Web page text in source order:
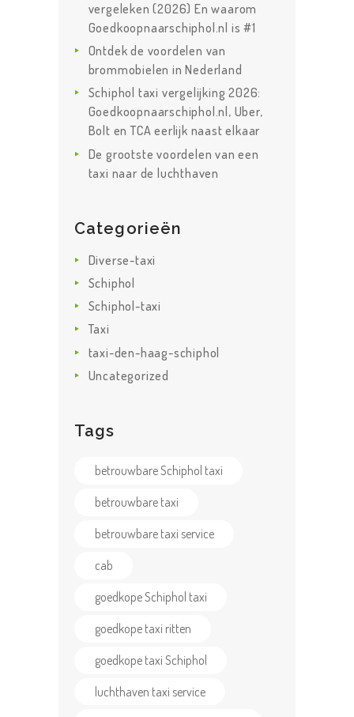
TAXI TARIEVEN
vergeleken (2026) En waarom
Goedkoopnaarschiphol.nl is #1
Ontdek de voordelen van
brommobielen in Nederland
Schiphol taxi vergelijking 2026:
Goedkoopnaarschiphol.nl, Uber,
Bolt en TCA eerlijk naast elkaar
De grootste voordelen van een
taxi naar de luchthaven
Categorieën
Diverse-taxi
Schiphol
Schiphol-taxi
Taxi
taxi-den-haag-schiphol
Uncategorized
Tags
betrouwbare Schiphol taxi
betrouwbare taxi
betrouwbare taxi service
cab
goedkope Schiphol taxi
goedkope taxi ritten
goedkope taxi Schiphol
luchthaven taxi service